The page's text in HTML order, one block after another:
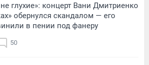
глухие»: концерт Вани Дмитриенко
обернулся скандалом — его
в пении под фанеру
50